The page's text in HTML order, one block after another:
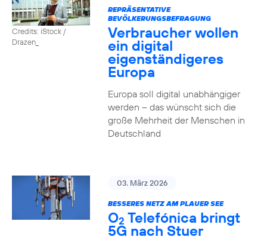
Credits: iStock /
Drazen_
REPRÄSENTATIVE
BEVÖLKERUNGSBEFRAGUNG
Verbraucher wollen
ein digital
eigenständigeres
Europa
Europa soll digital unabhängiger
werden – das wünscht sich die
große Mehrheit der Menschen in
Deutschland
03. März 2026
BESSERES NETZ AM PLAUER SEE
O2 Telefónica bringt
5G nach Stuer